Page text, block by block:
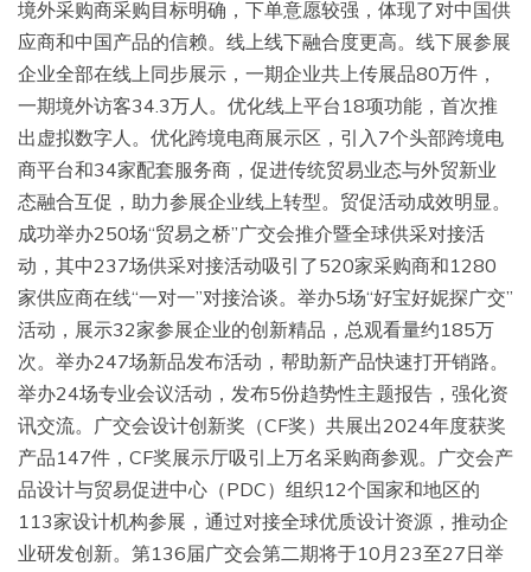
境外采购商采购目标明确，下单意愿较强，体现了对中国供
应商和中国产品的信赖。线上线下融合度更高。线下展参展
企业全部在线上同步展示，一期企业共上传展品80万件，
一期境外访客34.3万人。优化线上平台18项功能，首次推
出虚拟数字人。优化跨境电商展示区，引入7个头部跨境电
商平台和34家配套服务商，促进传统贸易业态与外贸新业
态融合互促，助力参展企业线上转型。贸促活动成效明显。
成功举办250场“贸易之桥”广交会推介暨全球供采对接活
动，其中237场供采对接活动吸引了520家采购商和1280
家供应商在线“一对一”对接洽谈。举办5场“好宝好妮探广交”
活动，展示32家参展企业的创新精品，总观看量约185万
次。举办247场新品发布活动，帮助新产品快速打开销路。
举办24场专业会议活动，发布5份趋势性主题报告，强化资
讯交流。广交会设计创新奖（CF奖）共展出2024年度获奖
产品147件，CF奖展示厅吸引上万名采购商参观。广交会产
品设计与贸易促进中心（PDC）组织12个国家和地区的
113家设计机构参展，通过对接全球优质设计资源，推动企
业研发创新。第136届广交会第二期将于10月23至27日举